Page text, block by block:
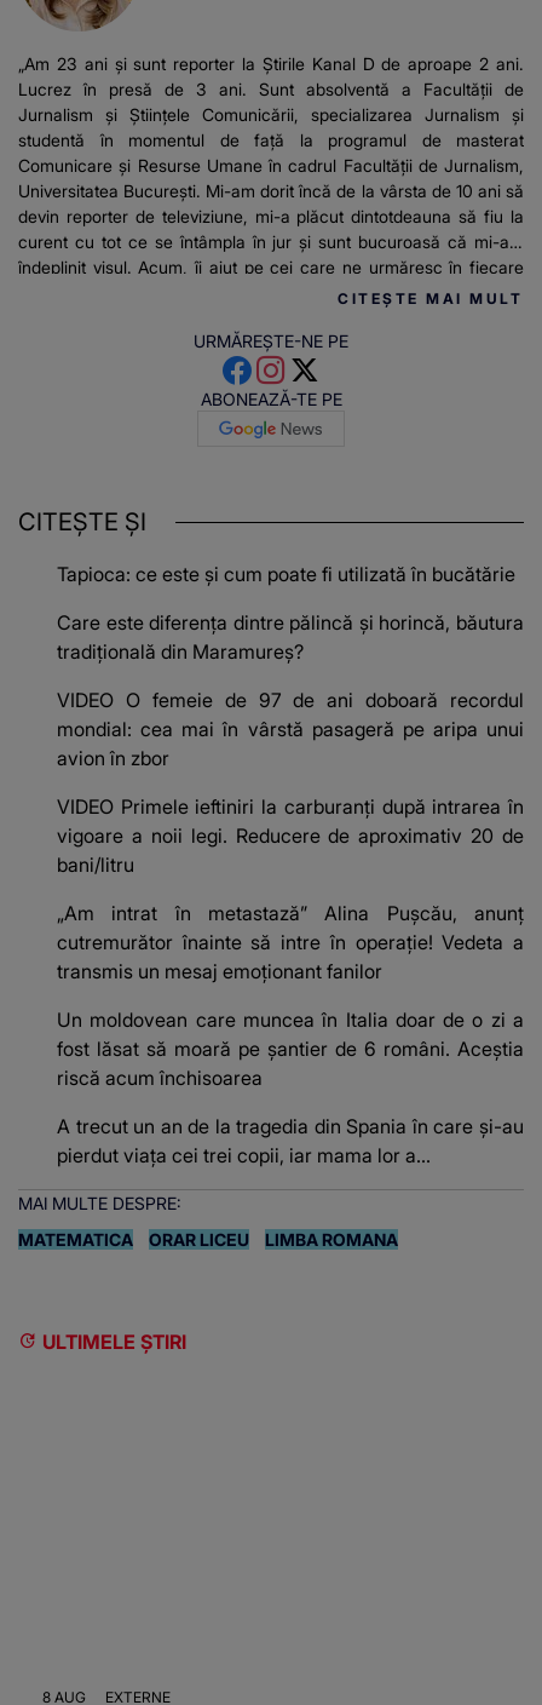
„Am 23 ani și sunt reporter la Știrile Kanal D de aproape 2 ani.
Lucrez în presă de 3 ani. Sunt absolventă a Facultății de
Jurnalism și Științele Comunicării, specializarea Jurnalism și
studentă în momentul de față la programul de masterat
Comunicare și Resurse Umane în cadrul Facultății de Jurnalism,
Universitatea București. Mi-am dorit încă de la vârsta de 10 ani să
devin reporter de televiziune, mi-a plăcut dintotdeauna să fiu la
curent cu tot ce se întâmpla în jur și sunt bucuroasă că mi-am
îndeplinit visul. Acum, îi ajut pe cei care ne urmăresc în fiecare
dimineața să afle cele mai importante știri și să fie la curent cu tot
CITEȘTE MAI MULT
URMĂREȘTE-NE PE
ABONEAZĂ-TE PE
CITEȘTE ȘI
Tapioca: ce este și cum poate fi utilizată în bucătărie
Care este diferența dintre pălincă și horincă, băutura
tradițională din Maramureș?
VIDEO O femeie de 97 de ani doboară recordul
mondial: cea mai în vârstă pasageră pe aripa unui
avion în zbor
VIDEO Primele ieftiniri la carburanți după intrarea în
vigoare a noii legi. Reducere de aproximativ 20 de
bani/litru
„Am intrat în metastază” Alina Pușcău, anunț
cutremurător înainte să intre în operație! Vedeta a
transmis un mesaj emoționant fanilor
Un moldovean care muncea în Italia doar de o zi a
fost lăsat să moară pe şantier de 6 români. Aceștia
riscă acum închisoarea
A trecut un an de la tragedia din Spania în care și-au
pierdut viața cei trei copii, iar mama lor a…
MAI MULTE DESPRE:
MATEMATICA
ORAR LICEU LIMBA ROMANA
ULTIMELE ȘTIRI
8 AUG EXTERNE